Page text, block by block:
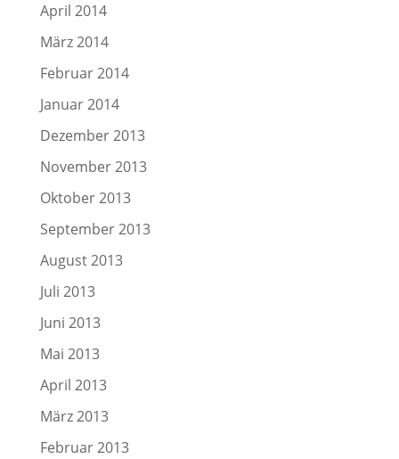
April 2014
März 2014
Februar 2014
Januar 2014
Dezember 2013
November 2013
Oktober 2013
September 2013
August 2013
Juli 2013
Juni 2013
Mai 2013
April 2013
März 2013
Februar 2013